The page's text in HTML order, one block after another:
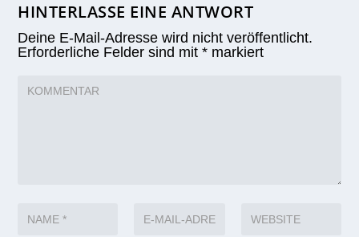
HINTERLASSE EINE ANTWORT
Deine E-Mail-Adresse wird nicht veröffentlicht.
Erforderliche Felder sind mit* markiert